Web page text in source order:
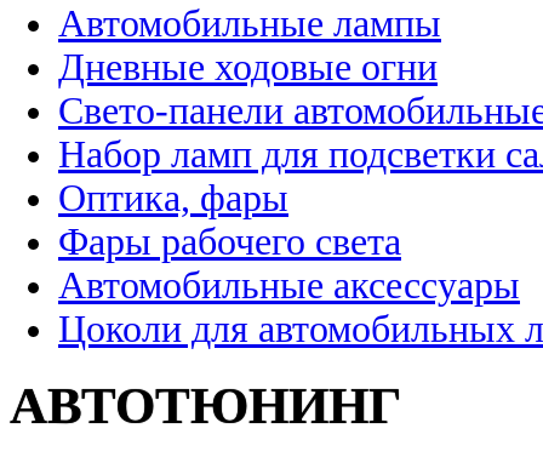
Автомобильные лампы
Дневные ходовые огни
Свето-панели
Набор ламп для подсветки
Оптика, фары
Фары рабочего света
Автомобильные аксессуары
Цоколи для автомобильных
АВТОТЮНИНГ